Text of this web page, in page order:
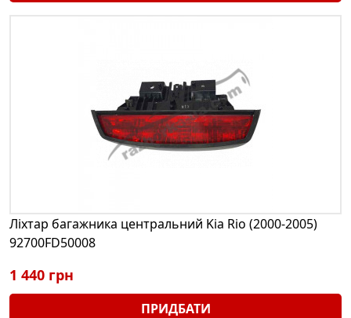
Ліхтар багажника центральний Kia Rio (2000-2005)
92700FD50008
1 440 грн
ПРИДБАТИ